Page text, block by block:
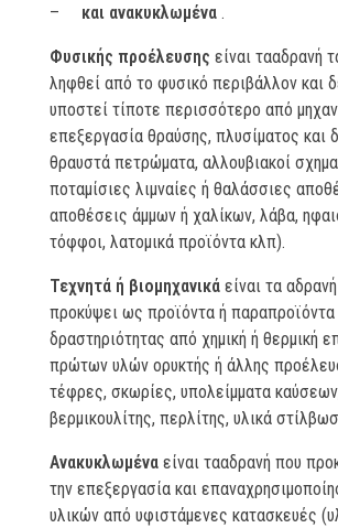
– και ανακυκλωμένα .
Φυσικής προέλευσης είναι τααδρανή
ληφθεί από το φυσικό περιβάλλον και
υποστεί τίποτε περισσότερο από
επεξεργασία θραύσης, πλυσίματος και
θραυστά πετρώματα, αλλουβιακοί
ποταμίσιες λιμναίες ή θαλάσσιες
αποθέσεις άμμων ή χαλίκων, λάβα,
τόφφοι, λατομικά προϊόντα κλπ).
Τεχνητά ή βιομηχανικά είναι τα
προκύψει ως προϊόντα ή παραπροϊόντα
δραστηριότητας από χημική ή θερμική
πρώτων υλών ορυκτής ή άλλης
τέφρες, σκωρίες, υπολείμματα
βερμικουλίτης, περλίτης, υλικά
Ανακυκλωμένα είναι τααδρανή που
την επεξεργασία και
υλικών από υφιστάμενες κατασκευές